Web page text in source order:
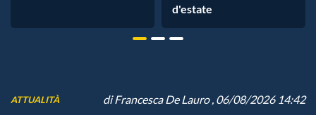
d'estate
ATTUALITÀ diFrancesca De Lauro, 06/08/2026 14:42